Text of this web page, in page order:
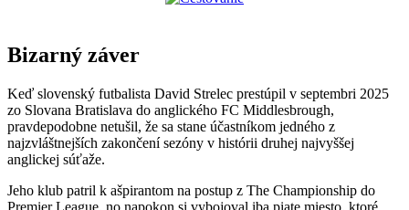
Bizarný záver
Keď slovenský futbalista David Strelec prestúpil v septembri 2025
zo Slovana Bratislava do anglického FC Middlesbrough,
pravdepodobne netušil, že sa stane účastníkom jedného z
najzvláštnejších zakončení sezóny v histórii druhej najvyššej
anglickej súťaže.
Jeho klub patril k ašpirantom na postup z The Championship do
Premier League, no napokon si vybojoval iba piate miesto, ktoré